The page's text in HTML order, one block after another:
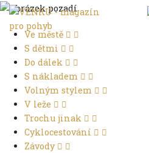
Ve městě
S dětmi
Do dálek
S nákladem
Volným stylem
V leže
Trochu jinak
Cyklocestování
Závody